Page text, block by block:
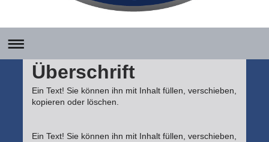
Überschrift
Ein Text! Sie können ihn mit Inhalt füllen, verschieben,
kopieren oder löschen.
Ein Text! Sie können ihn mit Inhalt füllen, verschieben,